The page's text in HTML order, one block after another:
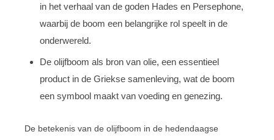
in het verhaal van de goden Hades en Persephone,
waarbij de boom een belangrijke rol speelt in de
onderwereld.
De olijfboom als bron van olie, een essentieel
product in de Griekse samenleving, wat de boom
een symbool maakt van voeding en genezing.
De betekenis van de olijfboom in de hedendaagse